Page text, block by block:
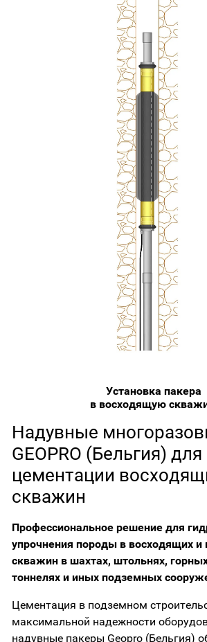
Установка пакера
в восходящую
Надувные
GEOPRO (Бельгия) для
цементации
скважин
Профессиональное решение для
упрочнения породы в восходящих и
скважин в шахтах, штольнях,
тоннелях и иных подземных
Цементация в подземном
максимальной надежности
надувные пакеры Geopro (Бельгия)